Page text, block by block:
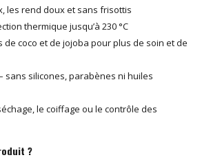
les rend doux et sans frisottis
thermique jusqu’à 230 °C
de coco et de jojoba pour plus de soin et de
sans silicones, parabènes ni huiles
le coiffage ou le contrôle des
?